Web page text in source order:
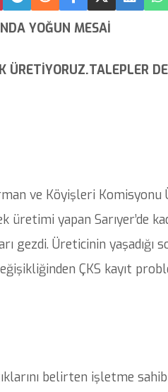
YOĞUN MESAİ
ÜRETİYORUZ.TALEPLER
ve Köyişleri Komisyonu
yapan Sarıyer’de
gezdi. Üreticinin yaşadığı
ÇKS kayıt
belirten işletme